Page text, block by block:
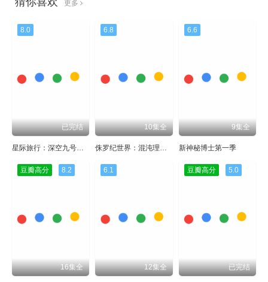
更多
8.0
已完结
星际旅行：深空九号第五季
6.8
10集全
侏罗纪世界：混沌理论第一季
6.6
9集全
新神秘博士第一季
豆瓣高分 8.2
16集全
6.1
12集全
豆瓣高分 5.0
已完结